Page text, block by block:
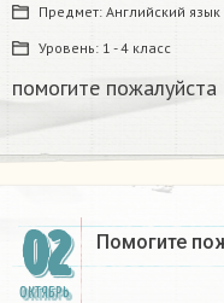
Предмет: Английский язык
Уровень: 1 - 4 класс
помогите
02
ОКТЯБРЬ
Помогите